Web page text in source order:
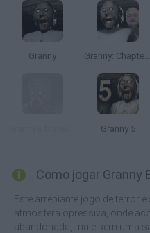
Granny Granny: Chapter Two
Granny 5
Como jogar Granny
Este arrepiante jogo de terror
atmosfera opressiva, onde
abandonada, fria e sem uma